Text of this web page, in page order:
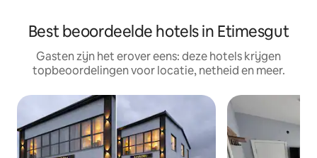
Best beoordeelde hotels in Etimesgut
Gasten zijn het erover eens: deze hotels krijgen
topbeoordelingen voor locatie, netheid en meer.